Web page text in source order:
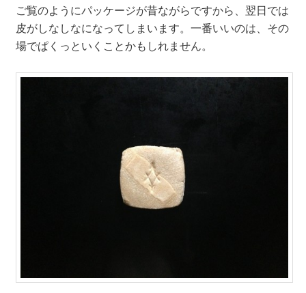
ご覧のようにパッケージが昔ながらですから、翌日では
皮がしなしなになってしまいます。一番いいのは、その
場でぱくっといくことかもしれません。